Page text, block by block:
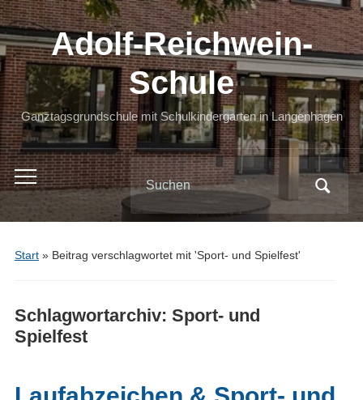
Adolf-Reichwein-
Schule
Ganztagsgrundschule mit Schulkindergarten in Langenhagen
Toggle
mobile
menu
Search
for:
Start» Beitrag verschlagwortet mit 'Sport- und Spielfest'
Schlagwortarchiv: Sport- und
Spielfest